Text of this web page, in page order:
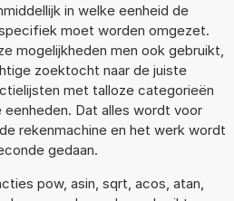
in welke eenheid de
moet worden omgezet.
mogelijkheden men ook gebruikt,
zoektocht naar de juiste
met talloze categorieën
Dat alles wordt voor
rekenmachine en het werk wordt
gedaan.
pow, asin, sqrt, acos, atan,